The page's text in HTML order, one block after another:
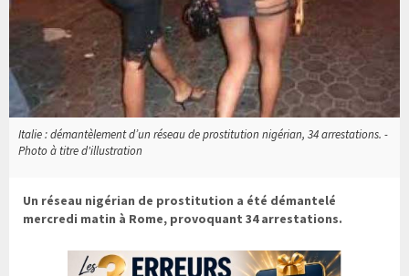
Italie : démantèlement d’un réseau de prostitution nigérian, 34 arrestations. -
Photo à titre d'illustration
Un réseau nigérian de prostitution a été démantelé
mercredi matin à Rome, provoquant 34 arrestations.